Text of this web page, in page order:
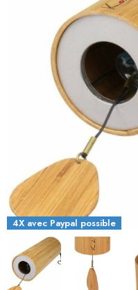
4X avec Paypal possible